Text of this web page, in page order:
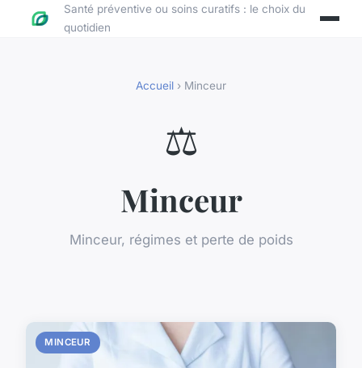
Santé préventive ou soins curatifs : le choix du
quotidien
Accueil › Minceur
⚖️
Minceur
Minceur, régimes et perte de poids
MINCEUR